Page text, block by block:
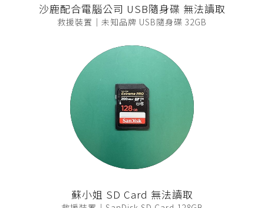
沙鹿配合電腦公司 USB隨身碟 無法讀取
救援裝置｜未知品牌 USB隨身碟 32GB
蘇小姐 SD Card 無法讀取